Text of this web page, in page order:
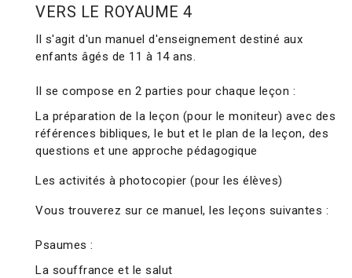
VERS LE ROYAUME 4
Il s'agit d'un manuel d'enseignement destiné aux
enfants âgés de 11 à 14 ans.
Il se compose en 2 parties pour chaque leçon :
La préparation de la leçon (pour le moniteur) avec des
références bibliques, le but et le plan de la leçon, des
questions et une approche pédagogique
Les activités à photocopier (pour les élèves)
Vous trouverez sur ce manuel, les leçons suivantes :
Psaumes :
La souffrance et le salut